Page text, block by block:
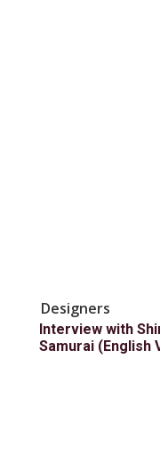
Designers
Interview with
Samurai (English